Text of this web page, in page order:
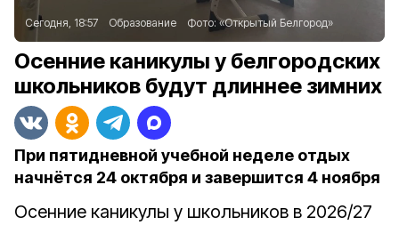
Сегодня, 18:57 Образование Фото:«Открытый Белгород»
Осенние каникулы у белгородских
школьников будут длиннее зимних
При пятидневной учебной неделе отдых
начнётся 24 октября и завершится 4 ноября
Осенние каникулы у школьников в 2026/27